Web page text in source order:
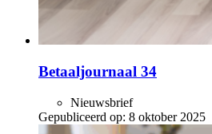
Betaaljournaal 34
Nieuwsbrief
Gepubliceerd op: 8 oktober 2025